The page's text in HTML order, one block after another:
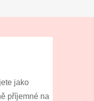
jako
příjemné na